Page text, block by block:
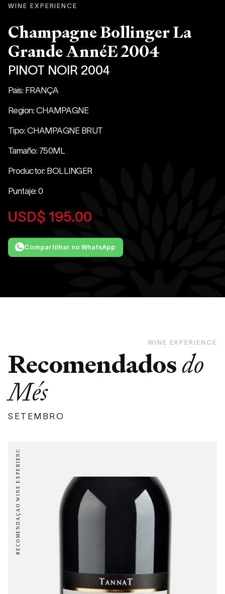
WINE EXPERIENCE
Champagne Bollinger La
Grande AnnéE 2004
PINOT NOIR 2004
Pais: FRANÇA
Region: CHAMPAGNE
Tipo: CHAMPAGNE BRUT
Tamaño: 750ML
Productor: BOLLINGER
Puntaje: 0
USD$ 195.00
Compartilhar no WhatsApp
WINE EXPERIENCE
Recomendadosdo
Més
SETEMBRO